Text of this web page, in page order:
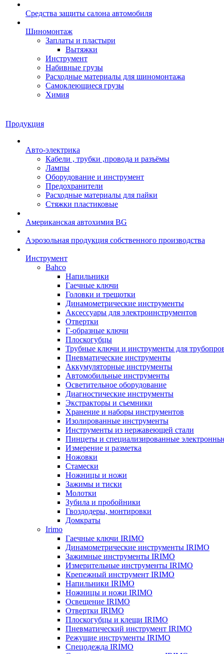
Средства защиты салона автомобиля
Шиномонтаж
Заплаты и пластыри
Вытяжки
Инструмент
Набивные грузы
Расходные материалы для шиномонтажа
Самоклеющиеся грузы
Химия
Продукция
Авто-электрика
Кабели , трубки ,провода и разъёмы
Лампы
Оборудование и инструмент
Предохранители
Расходные материалы для пайки
Стяжки пластиковые
Американская автохимия BG
Аэрозольная продукция собственного производства
Инструмент
Bahco
Напильники
Гаечные ключи
Головки и трещотки
Динамометрические инструменты
Аксессуары для электроинструментов
Отвертки
Г-образные ключи
Плоскогубцы
Трубные ключи и инструменты для
Пневматические инструменты
Аккумуляторные инструменты
Автомобильные инструменты
Осветительное оборудование
Диагностические инструменты
Экстракторы и съемники
Хранение и наборы инструментов
Изолированные инструменты
Инструменты из нержавеющей стали
Пинцеты и специализированные
Измерение и разметка
Ножовки
Стамески
Ножницы и ножи
Зажимы и тиски
Молотки
Зубила и пробойники
Гвоздодеры, монтировки
Домкраты
Irimo
Гаечные ключи IRIMO
Динамометрические инструменты IRIMO
Зажимные инструменты IRIMO
Измерительные инструменты IRIMO
Крепежный инструмент IRIMO
Напильники IRIMO
Ножницы и ножи IRIMO
Освещение IRIMO
Отвертки IRIMO
Плоскогубцы и клещи IRIMO
Пневматический инструмент IRIMO
Режущие инструменты IRIMO
Спецодежда IRIMO